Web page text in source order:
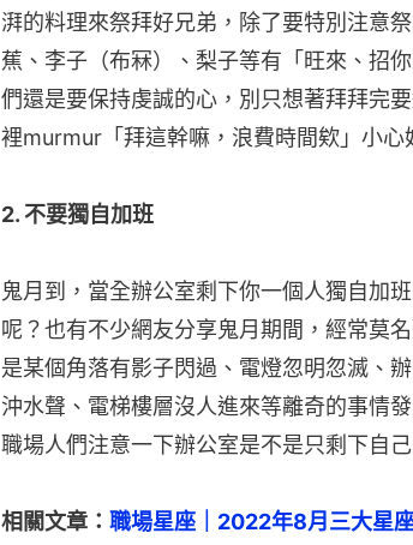
湃的料理來祭拜好兄弟，除了要特別注意
蕉、李子（布冧）、梨子等有「旺來、招
們還是要保持虔誠的心，別只想著拜拜完
裡murmur「拜這幹嘛，浪費時間欸」小
2. 不要獨自加班
鬼月到，當全辦公室剩下你一個人獨自加
呢？也有不少網友分享鬼月期間，經常莫
是某個角落有影子閃過、電燈忽明忽滅、
沖水聲、電梯樓層沒人進來等離奇的事情
職場人們注意一下辦公室是不是只剩下自
相關文章： 職場星座｜2022年8月三大星